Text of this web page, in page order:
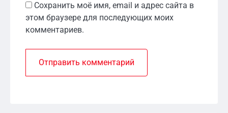
Сохранить моё имя, email и адрес сайта в
этом браузере для последующих моих
комментариев.